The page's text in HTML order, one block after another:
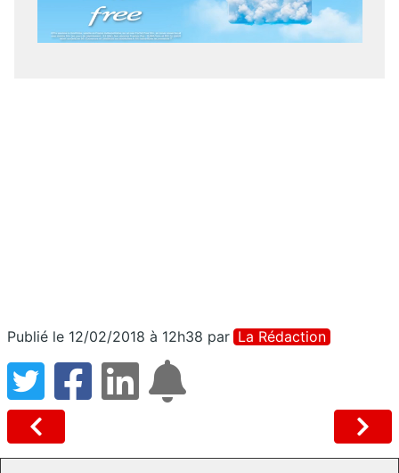
Publié le 12/02/2018 à 12h38 par La Rédaction